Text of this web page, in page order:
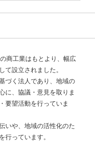
商工業はもとより、幅広
て設立されました。
づく法人であり、地域の
に、協議・意見を取りま
要望活動を行っていま
いや、地域の活性化のた
行っています。